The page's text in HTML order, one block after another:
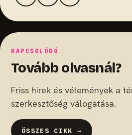
KAPCSOLÓDÓ
Tovább olvasnál?
Friss hírek és vélemények a
szerkesztőség válogatása.
ÖSSZES CIKK →